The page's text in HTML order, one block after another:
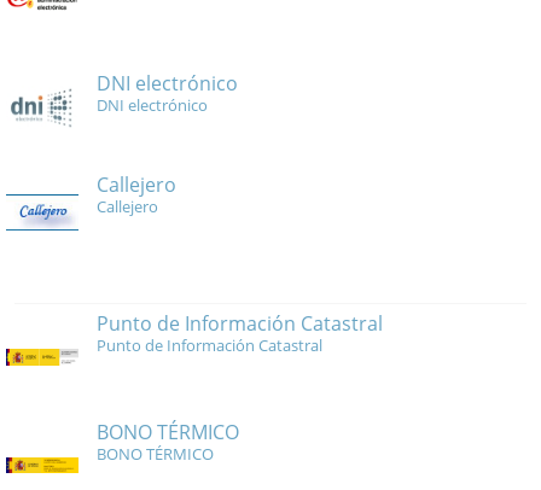
DNI electrónico
DNI electrónico
Callejero
Callejero
Punto de Información Catastral
Punto de Información Catastral
BONO TÉRMICO
BONO TÉRMICO